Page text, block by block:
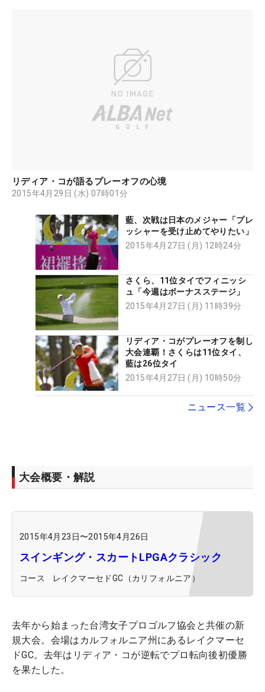
リディア・コが語るプレーオフの心境
2015年4月29日 (水) 07時01分
藍、次戦は日本のメジャー「プレ
ッシャーを受け止めてやりたい」
2015年4月27日 (月) 12時24分
さくら、11位タイでフィニッシ
ュ「今週はボーナスステージ」
2015年4月27日 (月) 11時39分
リディア・コがプレーオフを制し
大会連覇！さくらは11位タイ、
藍は26位タイ
2015年4月27日 (月) 10時50分
ニュース一覧
大会概要・解説
2015年4月23日〜2015年4月26日
スインギング・スカートLPGAクラシック
コース レイクマーセドGC（カリフォルニア）
去年から始まった台湾女子プロゴルフ協会と共催の新
規大会。会場はカルフォルニア州にあるレイクマーセ
ドGC。去年はリディア・コが逆転でプロ転向後初優勝
を果たした。